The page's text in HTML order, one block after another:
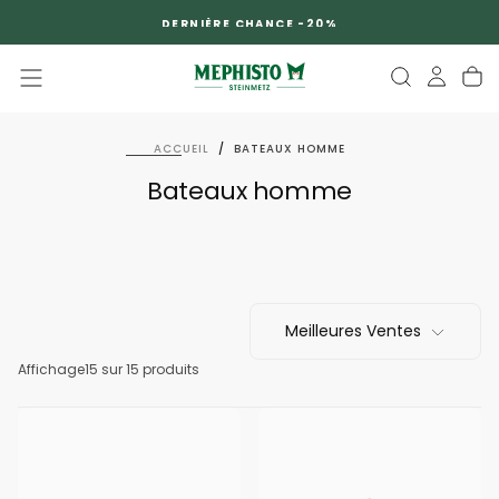
DERNIÈRE CHANCE -20%
ACCUEIL / BATEAUX HOMME
Bateaux homme
Meilleures Ventes
Affichage15 sur 15 produits